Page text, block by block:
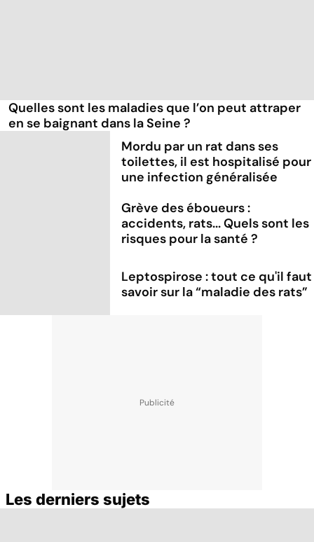
Quelles sont les maladies que l’on peut attraper
en se baignant dans la Seine ?
Mordu par un rat dans ses
toilettes, il est hospitalisé pour
une infection généralisée
Grève des éboueurs :
accidents, rats... Quels sont les
risques pour la santé ?
Leptospirose : tout ce qu'il faut
savoir sur la “maladie des rats”
Les derniers sujets